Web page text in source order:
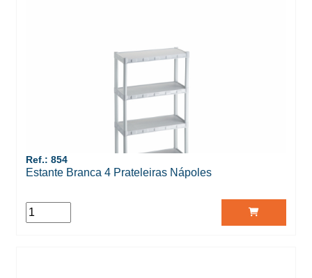
Ref.: 854
Estante Branca 4 Prateleiras Nápoles